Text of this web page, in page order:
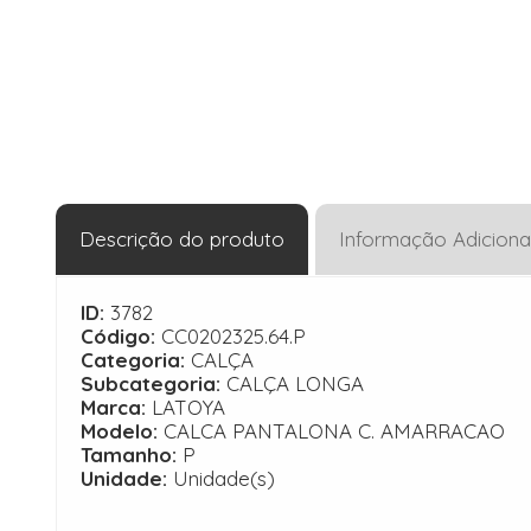
Descrição do produto Informação
ID: 3782
Código: CC0202325.64.P
Categoria: CALÇA
Subcategoria: CALÇA LONGA
Marca: LATOYA
Modelo: CALCA PANTALONA C. AMARRACAO
Tamanho: P
Unidade: Unidade(s)